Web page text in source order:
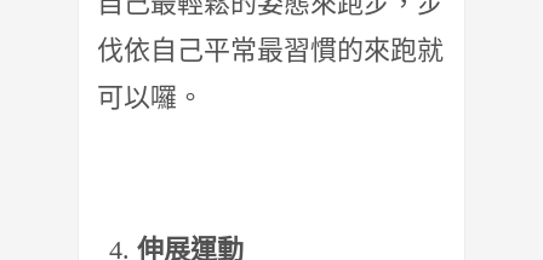
伐依自己平常最習慣的來跑就
可以囉。
伸展運動